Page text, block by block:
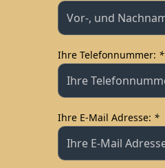
Ihre Telefonnummer: *
Ihre E-Mail Adresse: *